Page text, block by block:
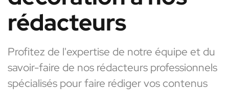
rédacteurs
Profitez de l'expertise de notre équipe et du
savoir-faire de nos rédacteurs professionnels
spécialisés pour faire rédiger vos contenus